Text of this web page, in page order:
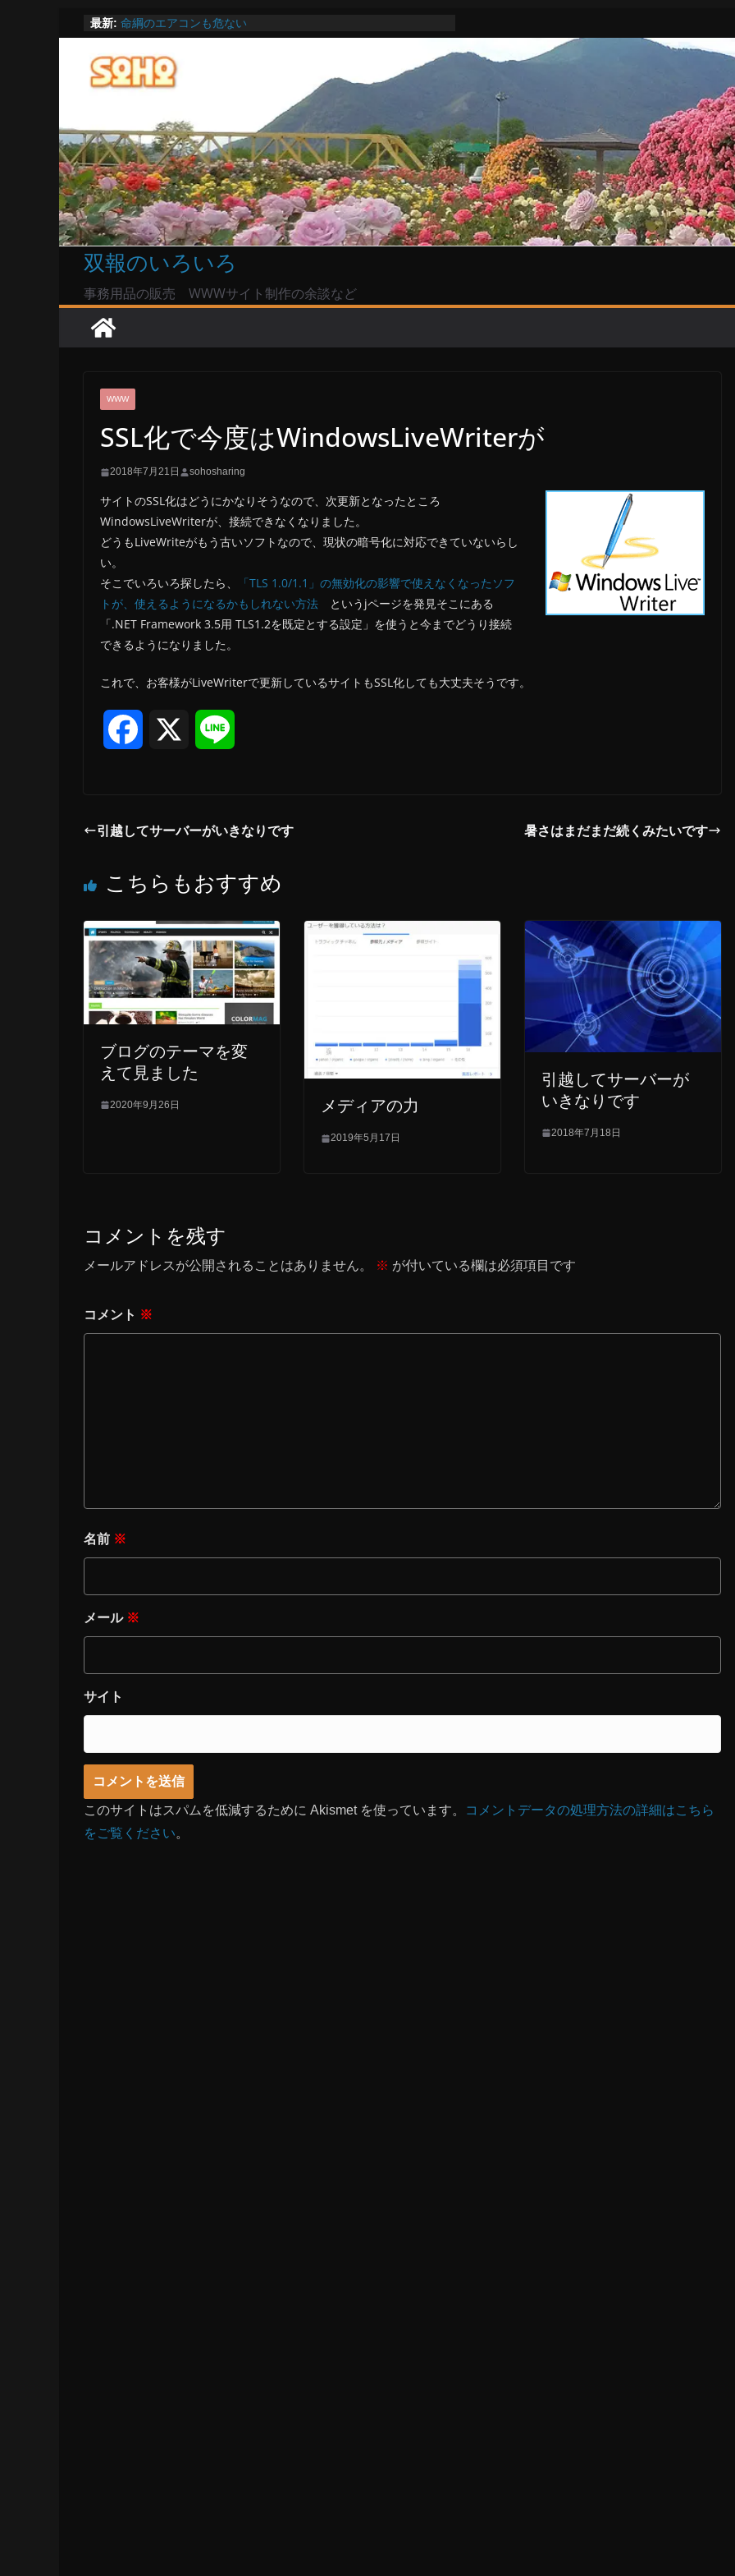
ン
へ
ス
キ
ッ
プ
最新: い」で良いのか
命綱のエアコンも危ない
お盆は関東・東北で平年より低い気温に お盆明けはまた暑い
Windowsユーザーは公共の共有Wi-Fiは使うな?
高市首相とは隙間風が吹く鈴木憲和農水相
双報のいろいろ
事務用品の販売 WWWサイト制作の余談など
WWW
SSL化で今度はWindowsLiveWriterが
2018年7月21日 sohosharing
サイトのSSL化はどうにかなりそうなので、次更新となったところ
WindowsLiveWriterが、接続できなくなりました。
どうもLiveWriteがもう古いソフトなので、現状の暗号化に対応できていないらし
い。
そこでいろいろ探したら、
「TLS 1.0/1.1」の無効化の影響で使えなくなったソフ
トが、使えるようになるかもしれない方法 というjページを発見そこにある
「.NET Framework 3.5用 TLS1.2を既定とする設定」を使うと今までどうり接続
できるようになりました。
これで、お客様がLiveWriterで更新しているサイトもSSL化しても大丈夫そうです。
b
o
o
k
引越してサーバーがいきなりです 暑さはまだまだ続くみたいです
こちらもおすすめ
ブログのテーマを変
えて見ました
2020年9月26日 メディアの力
2019年5月17日
引越してサーバーが
いきなりです
2018年7月18日
コメントを残す
メールアドレスが公開されることはありません。 ※ が付いている欄は必須項目です
コメント ※
名前 ※
メール ※
サイト
このサイトはスパムを低減するために Akismet を使っています。
コメントデータの処理方法の詳細はこちら
をご覧ください。